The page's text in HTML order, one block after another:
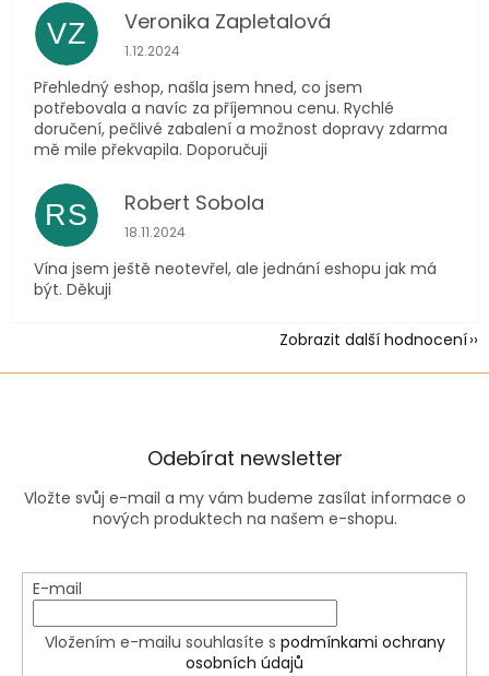
VZ Veronika Zapletalová
Hodnocení obchodu je 5 z 5 hvězdiček.
1.12.2024
Přehledný eshop, našla jsem hned, co jsem
potřebovala a navíc za příjemnou cenu. Rychlé
doručení, pečlivé zabalení a možnost dopravy zdarma
mě mile překvapila. Doporučuji
RS Robert Sobola
Hodnocení obchodu je 5 z 5 hvězdiček.
18.11.2024
Vína jsem ještě neotevřel, ale jednání eshopu jak má
být. Děkuji
Zobrazit další hodnocení
Odebírat newsletter
Vložte svůj e-mail a my vám budeme zasílat informace o
nových produktech na našem e-shopu.
E-mail
Vložením e-mailu souhlasíte s podmínkami ochrany
osobních údajů